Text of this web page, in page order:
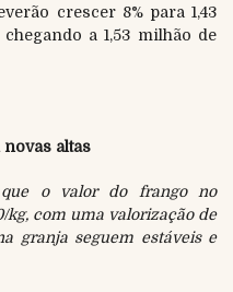
crescer 8% para 1,43
a 1,53 milhão de
altas
o valor do frango no
kg, com uma valorização de
granja seguem estáveis e